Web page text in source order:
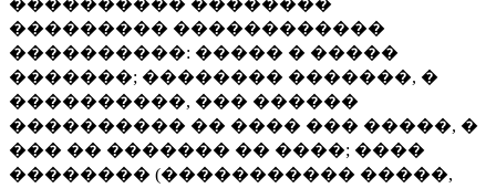
���������� ��������
��������� ������������
����������: ����� � �����
�������; �������� �������, �
����������, ��� ������
���������� �� ���� ��� �����, �
��� �� ������� �� ����; ����
�������� (����������� �����,